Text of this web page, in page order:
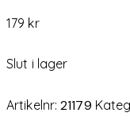
179 kr
Slut i lager
Artikelnr:21179